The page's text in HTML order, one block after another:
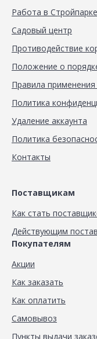
Работа в Стройпарке
Садовый центр
Противодействие
Положение о
Правила
Политика
Удаление аккаунта
Политика
Контакты
Поставщикам
Как стать
Действующим
Покупателям
Акции
Как заказать
Как оплатить
Самовывоз
Пункты выдачи